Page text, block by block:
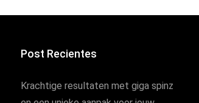
Post Recientes
Krachtige resultaten met giga spinz